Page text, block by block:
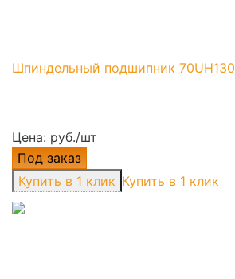
Шпиндельный подшипник 70UH130
Цена: руб./шт
Под заказ
Купить в 1 клик